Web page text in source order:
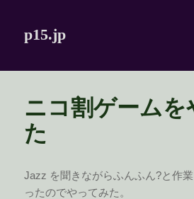
p15.jp
ニコ割ゲームを
た
Jazz を聞きながらふんふん?と作
ったのでやってみた。